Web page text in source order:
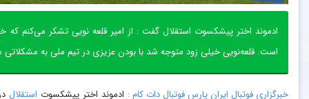
ادموند اختر پیشکسوت استقلال گفت : از امیر قلعه‌ نویی تشکر می‌کنم که
است. قلعه‌نویی خیلی زود متوجه شد با بودن عزیزی در تیم ملی به مشکلاتی
خبرگزاری فوتبال ایران پارس فوتبال دات کام : ادموند اختر پیشکسوت استقلال